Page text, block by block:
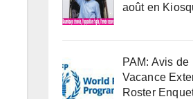
août en
PAM: Avis de
Vacance
Roster